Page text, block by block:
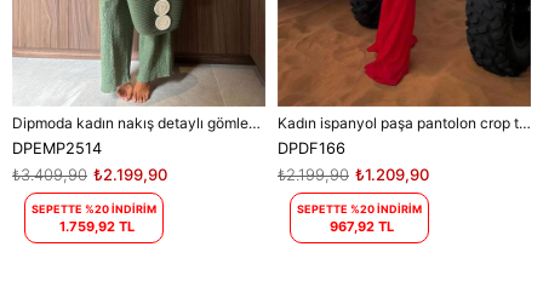
Dipmoda kadın nakış detaylı gömlek pantolon ikili keten takım DPEMP2514
DPEMP2514
₺2.199,90
₺3.409,90
SEPETTE %20 İNDİRİM
1.759,92 TL
Kadın ispanyol paşa pantolon crop takım DPDF166
DPDF166
₺1.209,90
₺2.199,90
SEPETTE %20 İNDİRİM
967,92 TL